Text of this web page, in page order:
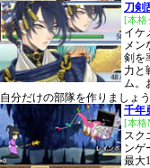
刀剣
[本格
イケ
メン
剣を
力と
ム。
自分だけの部隊を作りましょう
千年
[本格
スク
ンゲ
最大